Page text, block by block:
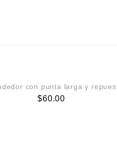
con punta larga y
$60.00